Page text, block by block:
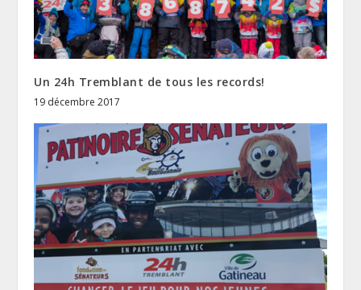
Un 24h Tremblant de tous les records!
19 décembre 2017